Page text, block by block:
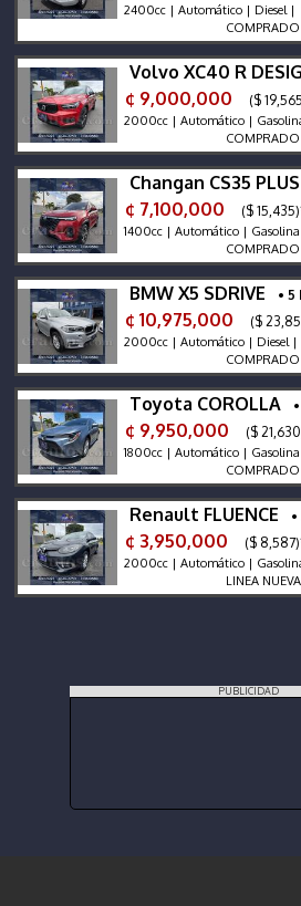
2400cc | Automático | Diesel |
COMPRADO
Volvo XC40 R
¢ 9,000,000
($
2000cc | Automático |
COMPRADO
Changan CS35 PLUS
¢ 7,100,000
($
1400cc | Automático | Gasolina
COMPRADO
BMW X5 SDRIVE • 5
¢ 10,975,000
($
2000cc | Automático | Diesel |
COMPRADO
Toyota COROLLA
¢ 9,950,000
($
1800cc | Automático | Gasolina
COMPRADO
Renault FLUENCE
¢ 3,950,000
($
2000cc | Automático |
LINEA NUEVA,
PUBLICIDAD